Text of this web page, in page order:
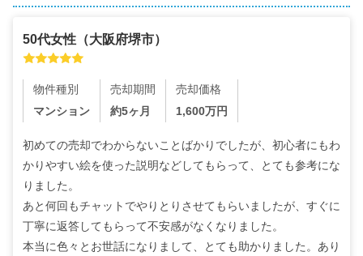
50代女性 （大阪府堺市）
物件種別
マンション
売却期間
約5ヶ月
売却価格
1,600万円
初めての売却でわからないことばかりでしたが、初心者にもわ
かりやすい絵を使った説明などしてもらって、とても参考にな
りました。
あと何回もチャットでやりとりさせてもらいましたが、すぐに
丁寧に返答してもらって不安感がなくなりました。
本当に色々とお世話になりまして、とても助かりました。あり